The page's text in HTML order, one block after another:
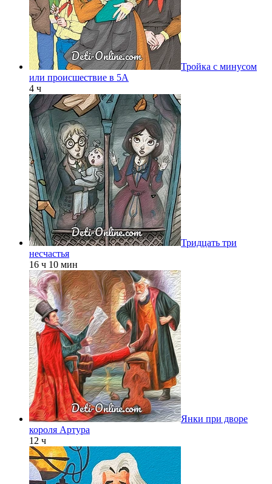
Тройка с минусом
или происшествие в 5А
4 ч
Тридцать три
несчастья
16 ч 10 мин
Янки при дворе
короля Артура
12 ч